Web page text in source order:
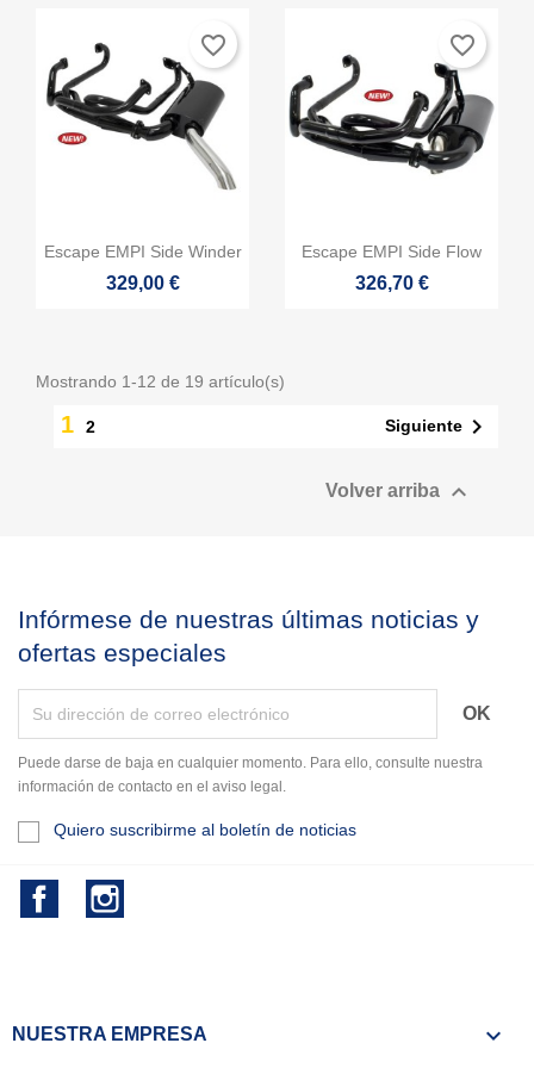
 Vista rápida
Escape EMPI Side Winder
329,00 €
favorite_border
Vista rápida
Escape EMPI Side Flow
326,70 €
favorite_border
Mostrando 1-12 de 19 artículo(s)
1 2 Siguiente 
Volver arriba 
Infórmese de nuestras últimas noticias y
ofertas especiales
Puede darse de baja en cualquier momento. Para ello, consulte nuestra
información de contacto en el aviso legal.
Quiero suscribirme al boletín de noticias
Facebook
NUESTRA EMPRESA 